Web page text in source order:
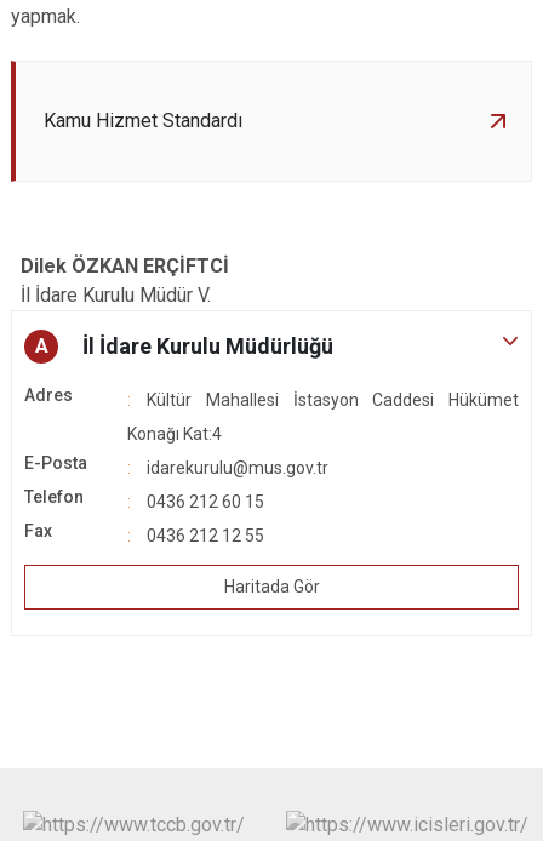
yapmak.
Kamu Hizmet Standardı
Dilek ÖZKAN ERÇİFTCİ
İl İdare Kurulu Müdür V.
A İl İdare Kurulu Müdürlüğü
Adres
Kültür Mahallesi İstasyon Caddesi Hükümet
Konağı Kat:4
E-Posta
idarekurulu@mus.gov.tr
Telefon
0436 212 60 15
Fax
0436 212 12 55
Haritada Gör